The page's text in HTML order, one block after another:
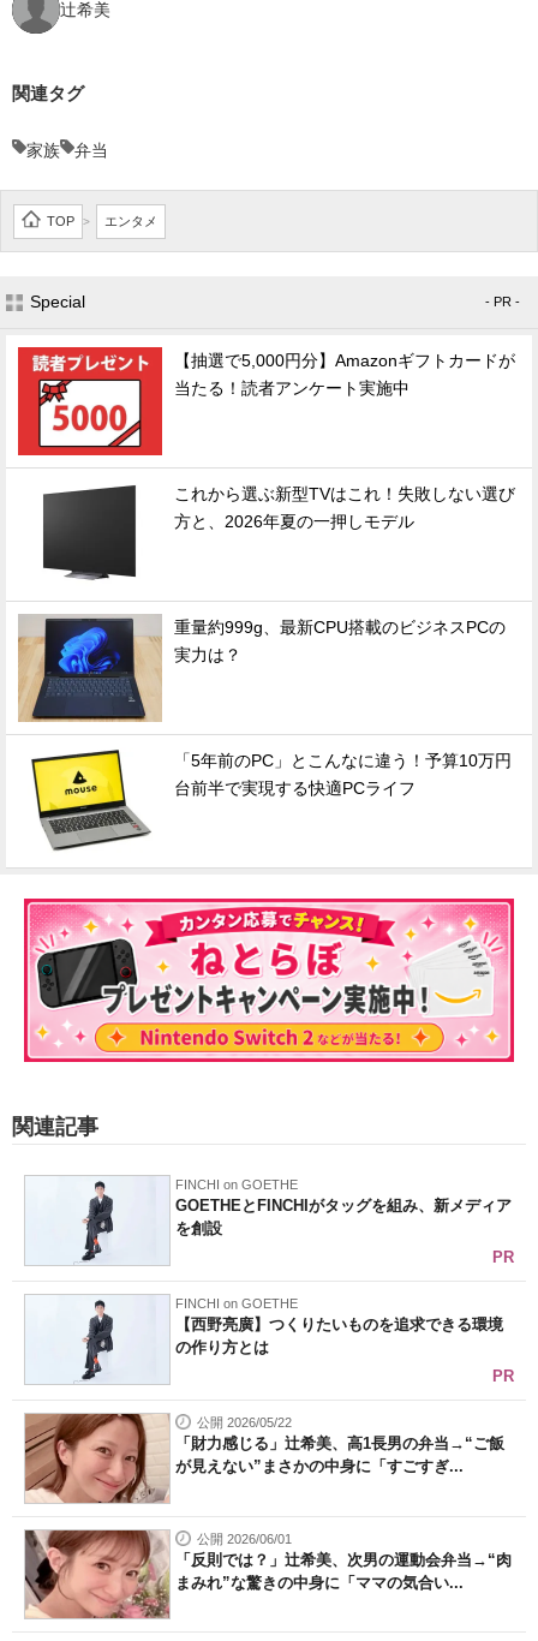
辻希美
関連タグ
家族 弁当
TOP > エンタメ
Special - PR -
【抽選で5,000円分】Amazonギフトカードが
当たる！読者アンケート実施中
これから選ぶ新型TVはこれ！失敗しない選び
方と、2026年夏の一押しモデル
重量約999g、最新CPU搭載のビジネスPCの
実力は？
「5年前のPC」とこんなに違う！予算10万円
台前半で実現する快適PCライフ
関連記事
FINCHI on GOETHE
GOETHEとFINCHIがタッグを組み、新メディア
を創設
PR
FINCHI on GOETHE
【西野亮廣】つくりたいものを追求できる環境
の作り方とは
PR
公開 2026/05/22
「財力感じる」辻希美、高1長男の弁当→“ご飯
が見えない”まさかの中身に「すごすぎ...
公開 2026/06/01
「反則では？」辻希美、次男の運動会弁当→“肉
まみれ”な驚きの中身に「ママの気合い...